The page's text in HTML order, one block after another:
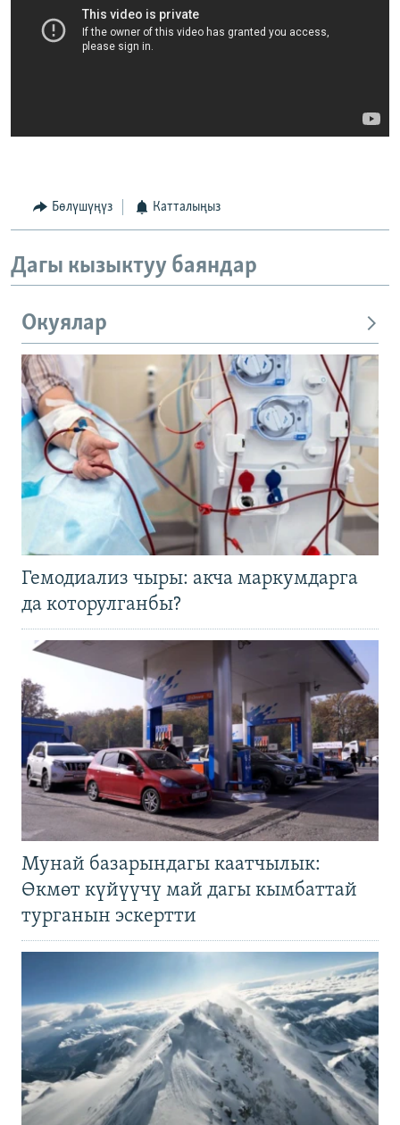
Бөлүшүңүз Катталыңыз
Дагы кызыктуу баяндар
Окуялар
Гемодиализ чыры: акча маркумдарга
да которулганбы?
Мунай базарындагы каатчылык:
Өкмөт күйүүчү май дагы кымбаттай
турганын эскертти